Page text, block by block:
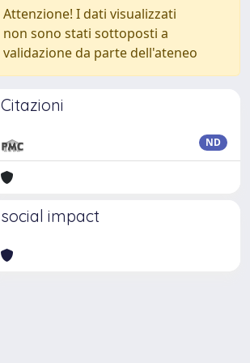
Attenzione! I dati visualizzati
non sono stati sottoposti a
validazione da parte dell'ateneo
Citazioni
ND
social impact